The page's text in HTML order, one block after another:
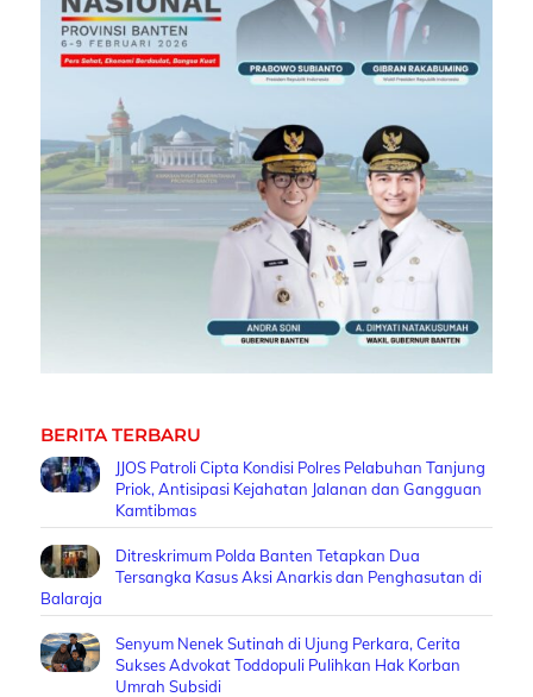
BERITA TERBARU
JJOS Patroli Cipta Kondisi Polres Pelabuhan Tanjung
Priok, Antisipasi Kejahatan Jalanan dan Gangguan
Kamtibmas
Ditreskrimum Polda Banten Tetapkan Dua
Tersangka Kasus Aksi Anarkis dan Penghasutan di
Balaraja
Senyum Nenek Sutinah di Ujung Perkara, Cerita
Sukses Advokat Toddopuli Pulihkan Hak Korban
Umrah Subsidi